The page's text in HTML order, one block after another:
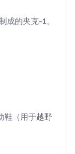
成的夹克-1。
鞋（用于越野